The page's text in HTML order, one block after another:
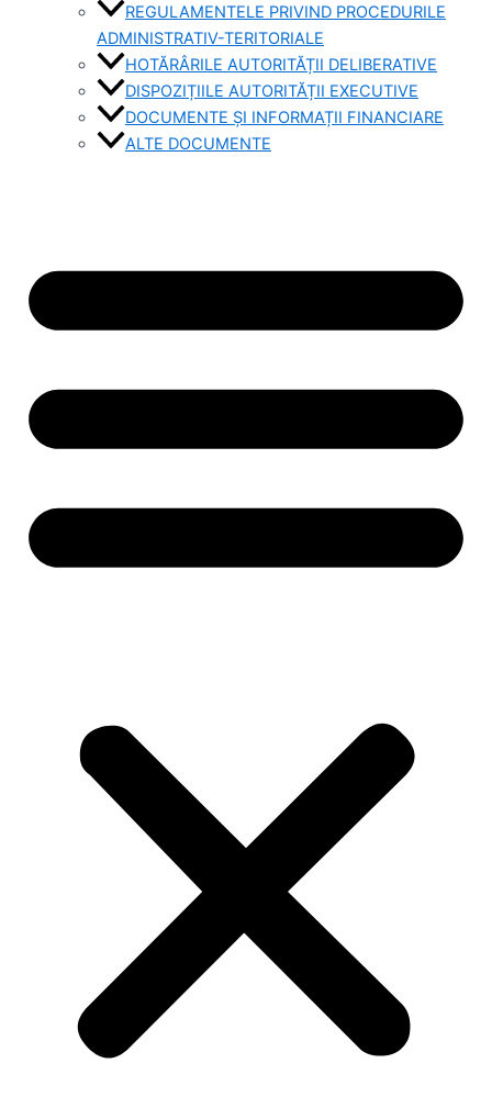
REGULAMENTELE PRIVIND PROCEDURILE
ADMINISTRATIV-TERITORIALE
HOTĂRÂRILE AUTORITĂȚII DELIBERATIVE
DISPOZIȚIILE AUTORITĂȚII EXECUTIVE
DOCUMENTE ȘI INFORMAȚII FINANCIARE
ALTE DOCUMENTE